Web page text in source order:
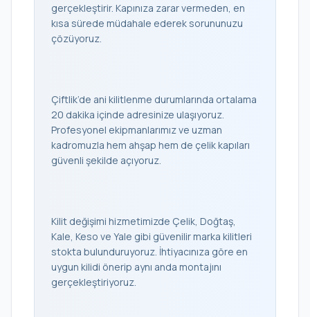
gerçekleştirir. Kapınıza zarar vermeden, en
kısa sürede müdahale ederek sorununuzu
çözüyoruz.
Çiftlik’de ani kilitlenme durumlarında ortalama
20 dakika içinde adresinize ulaşıyoruz.
Profesyonel ekipmanlarımız ve uzman
kadromuzla hem ahşap hem de çelik kapıları
güvenli şekilde açıyoruz.
Kilit değişimi hizmetimizde Çelik, Doğtaş,
Kale, Keso ve Yale gibi güvenilir marka kilitleri
stokta bulunduruyoruz. İhtiyacınıza göre en
uygun kilidi önerip aynı anda montajını
gerçekleştiriyoruz.